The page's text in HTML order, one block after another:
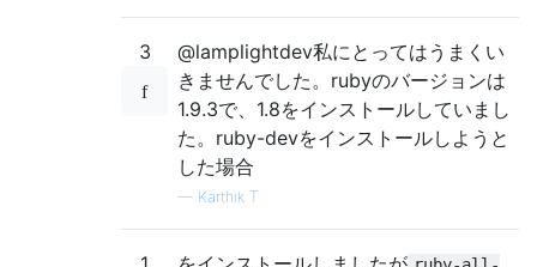
3
@lamplightdev私にとってはうまくい
きませんでした。rubyのバージョンは
1.9.3で、1.8をインストールしていまし
た。ruby-devをインストールしようと
した場合
— Karthik T